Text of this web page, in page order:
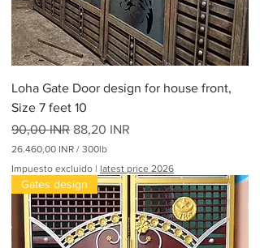
Loha Gate Door design for house front,
Size 7 feet 10
Precio
90,00 INR Precio de oferta
88,20 INR
26.460,00 INR / 300lb
6
6
0
,
Impuesto excluido | latest price 2026
Gates design